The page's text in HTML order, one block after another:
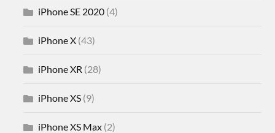
iPhone SE 2020 (4)
iPhone X (43)
iPhone XR (28)
iPhone XS (9)
iPhone XS Max (2)